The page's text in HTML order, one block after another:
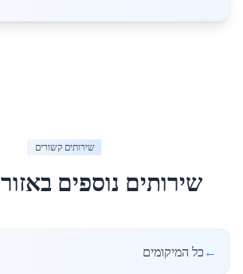
שירותים קשורים
שירותים נוספים באזור
← כל המיקומים